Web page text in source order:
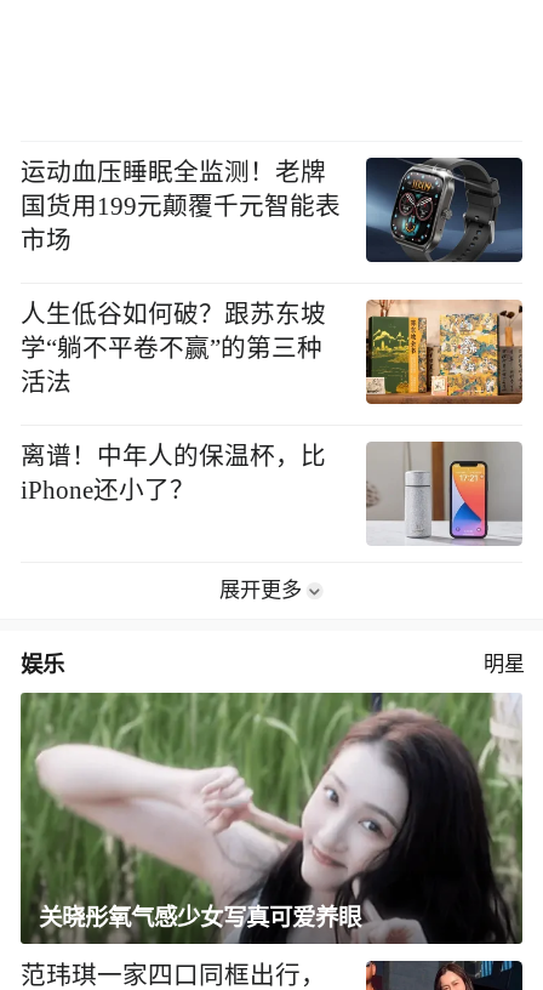
运动血压睡眠全监测！老牌
国货用199元颠覆千元智能表
市场
人生低谷如何破？跟苏东坡
学“躺不平卷不赢”的第三种
活法
离谱！中年人的保温杯，比
iPhone还小了？
展开更多
娱乐 明星
关晓彤氧气感少女写真可爱养眼
范玮琪一家四口同框出行，